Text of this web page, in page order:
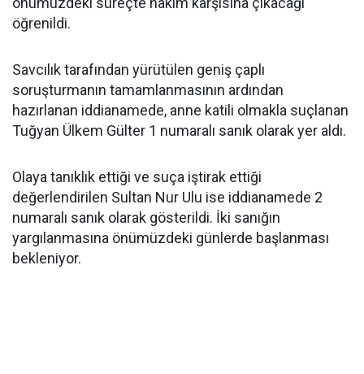
öğrenildi.
Savcılık tarafından yürütülen geniş çaplı
soruşturmanın tamamlanmasının ardından
hazırlanan iddianamede, anne katili olmakla suçlanan
Tuğyan Ülkem Gülter 1 numaralı sanık olarak yer aldı.
Olaya tanıklık ettiği ve suça iştirak ettiği
değerlendirilen Sultan Nur Ulu ise iddianamede 2
numaralı sanık olarak gösterildi. İki sanığın
yargılanmasına önümüzdeki günlerde başlanması
bekleniyor.